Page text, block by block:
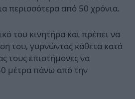
περισσότερα από 50 χρόνια.
του κινητήρα και πρέπει να
του, γυρνώντας κάθετα κατά
τους επιστήμονες να
μέτρα πάνω από την